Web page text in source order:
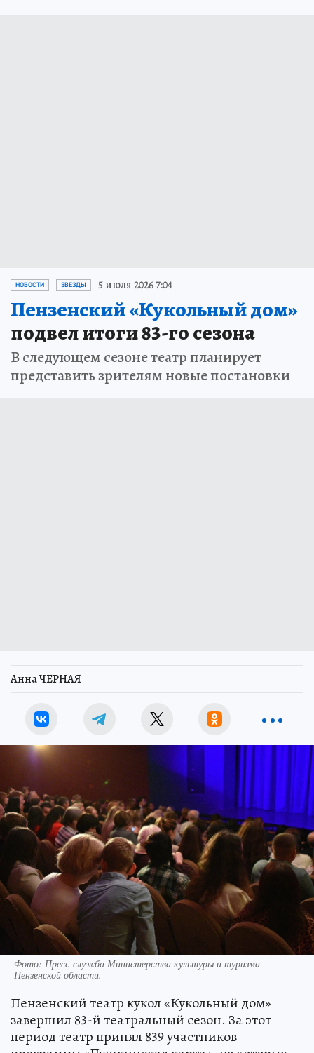
НОВОСТИ ЗВЕЗДЫ 5 июля 2026 7:04
Пензенский «Кукольный дом»
подвел итоги 83-го сезона
В следующем сезоне театр планирует
представить зрителям новые постановки
Анна ЧЕРНАЯ
Фото: Пресс-служба Министерства культуры и туризма
Пензенской области.
Пензенский театр кукол «Кукольный дом»
завершил 83-й театральный сезон. За этот
период театр принял 839 участников